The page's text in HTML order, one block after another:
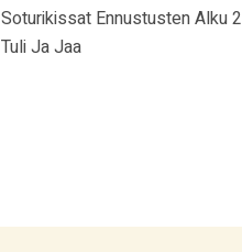
Soturikissat Ennustusten Alku 2
Tuli Ja Jaa